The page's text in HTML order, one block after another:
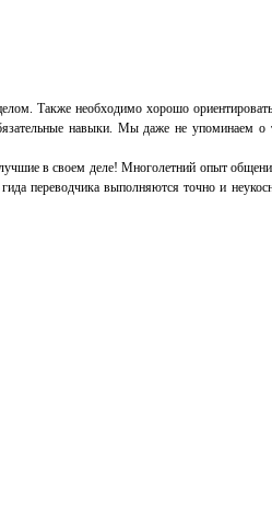
Также необходимо хорошо
навыки. Мы даже не упоминаем о
в своем деле! Многолетний опыт общения
переводчика выполняются точно и